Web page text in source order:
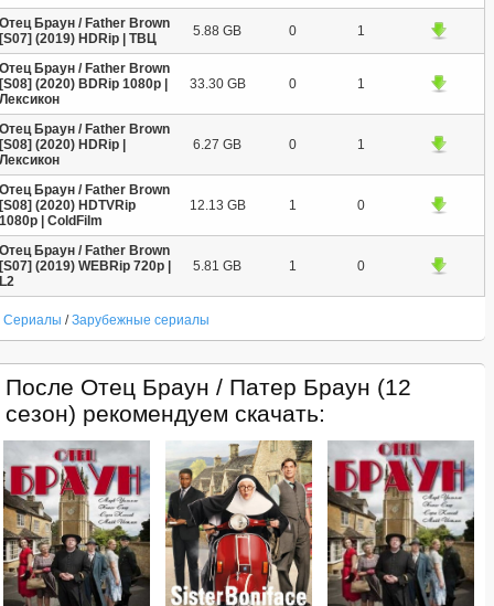
Отец Браун / Father Brown
[S07] (2019) HDRip | ТВЦ
5.88 GB 0 1
Отец Браун / Father Brown
[S08] (2020) BDRip 1080p |
Лексикон
33.30 GB 0 1
Отец Браун / Father Brown
[S08] (2020) HDRip |
Лексикон
6.27 GB 0 1
Отец Браун / Father Brown
[S08] (2020) HDTVRip
1080p | ColdFilm
12.13 GB 1 0
Отец Браун / Father Brown
[S07] (2019) WEBRip 720p |
L2
5.81 GB 1 0
Сериалы /Зарубежные сериалы
После Отец Браун / Патер Браун (12
сезон) рекомендуем скачать: